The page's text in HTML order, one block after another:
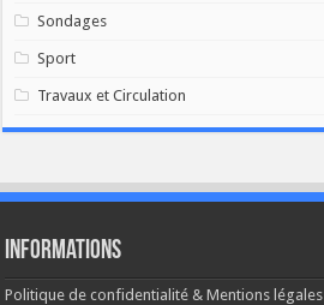
Sondages
Sport
Travaux et Circulation
Informations
Politique de confidentialité & Mentions légales